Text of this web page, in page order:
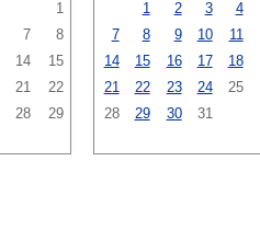
1
7
8
14
15
21
22
28
29
1
2 3 4
7
8 9 10 11
14
15 16 17 18
21
22 23 24 25
28
29 30 31